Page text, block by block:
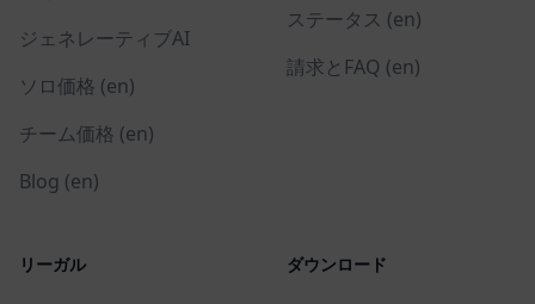
ジェネレーティブAI
ソロ価格 (en)
チーム価格 (en)
Blog (en)
ステータス (en)
請求とFAQ (en)
リーガル ダウンロード